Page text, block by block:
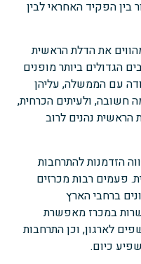
הפקיד האחראי לבין
את הדלת הראשית
הגדולים ביותר מופנים
עם הממשלה, עליהן
חשובה, ולעיתים הכרחית,
הראשית נהנים לרוב
הזדמנות להתרחבות
פעמים רבות מכרזים
ברחבי הארץ
במכרז מאפשרת
לארגון, וכן התרחבות
כיום.